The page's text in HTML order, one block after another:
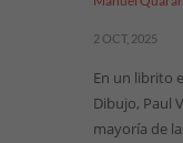
2 OCT, 2025
En un librito
Dibujo, Paul
mayoría de